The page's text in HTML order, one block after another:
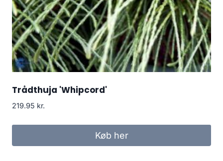
Trådthuja 'Whipcord'
219.95 kr.
Køb her